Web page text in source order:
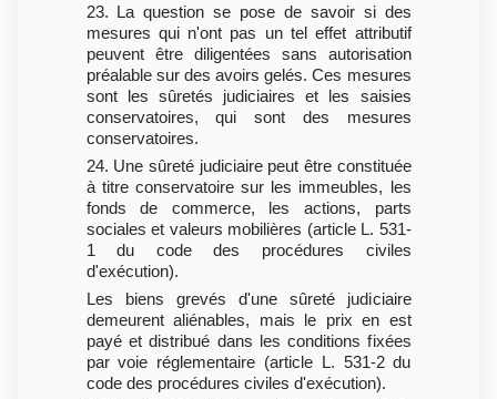
23. La question se pose de savoir si des
mesures qui n'ont pas un tel effet attributif
peuvent être diligentées sans autorisation
préalable sur des avoirs gelés. Ces mesures
sont les sûretés judiciaires et les saisies
conservatoires, qui sont des mesures
conservatoires.
24. Une sûreté judiciaire peut être constituée
à titre conservatoire sur les immeubles, les
fonds de commerce, les actions, parts
sociales et valeurs mobilières (article L. 531-
1 du code des procédures civiles
d'exécution).
Les biens grevés d'une sûreté judiciaire
demeurent aliénables, mais le prix en est
payé et distribué dans les conditions fixées
par voie réglementaire (article L. 531-2 du
code des procédures civiles d'exécution).